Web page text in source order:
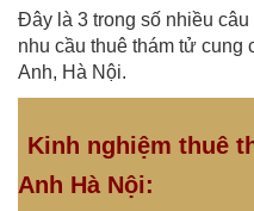
Đây là 3 trong số nhiều
nhu cầu thuê thám tử cung
Anh, Hà Nội.
Kinh nghiệm thuê
Anh Hà Nội: